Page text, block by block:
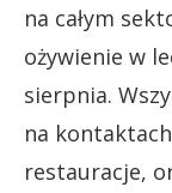
na całym
ożywienie w
sierpnia.
na
restauracje,